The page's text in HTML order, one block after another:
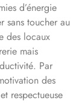
d’énergie
sans toucher au
des locaux
mais
Par
des
respectueuse